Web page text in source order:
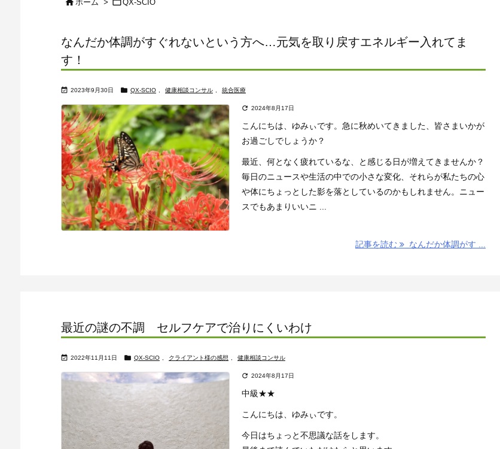
ホーム > QX-SCIO
なんだか体調がすぐれないという方へ…元気を取り戻すエネルギー入れてま
す！
 2023年9月30日  QX-SCIO , 健康相談コンサル , 統合医療
 2024年8月17日
こんにちは、ゆみぃです。急に秋めいてきました、皆さまいかが
お過ごしでしょうか？
最近、何となく疲れているな、と感じる日が増えてきませんか？
毎日のニュースや生活の中での小さな変化、それらが私たちの心
や体にちょっとした影を落としているのかもしれません。ニュー
スでもあまりいいニ ...
記事を読む なんだか体調がす ...
最近の謎の不調 セルフケアで治りにくいわけ
 2022年11月11日  QX-SCIO , クライアント様の感想 , 健康相談コンサル
 2024年8月17日
中級★★
こんにちは、ゆみぃです。
今日はちょっと不思議な話をします。